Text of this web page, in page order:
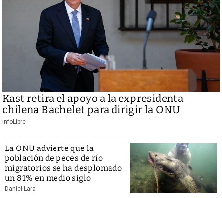
Kast retira el apoyo a la expresidenta
chilena Bachelet para dirigir la ONU
infoLibre
La ONU advierte que la
población de peces de río
migratorios se ha desplomado
un 81% en medio siglo
Daniel Lara